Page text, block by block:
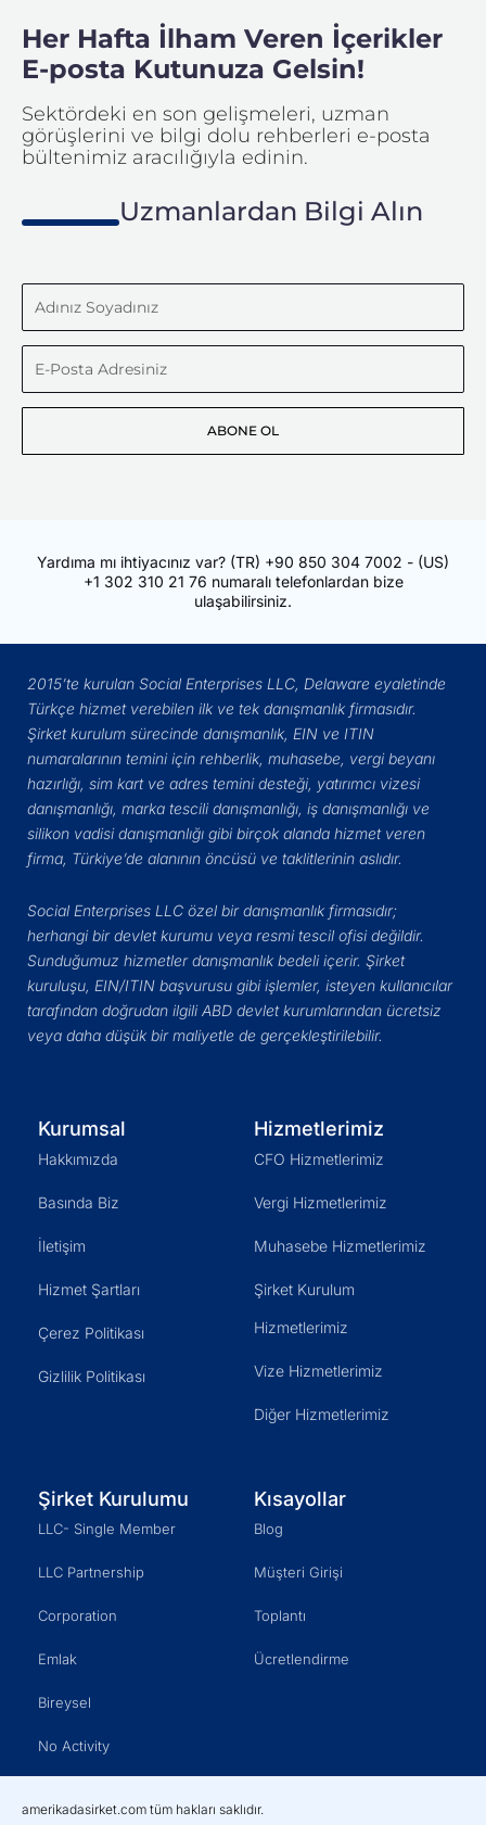
Her Hafta İlham Veren İçerikler
E-posta Kutunuza Gelsin!
Sektördeki en son gelişmeleri, uzman
görüşlerini ve bilgi dolu rehberleri e-posta
bültenimiz aracılığıyla edinin.
Uzmanlardan Bilgi Alın
Adınız
Soyadınız
E-
Posta
ABONE OL
Yardıma mı ihtiyacınız var? (TR) +90 850 304 7002 - (US)
+1 302 310 21 76 numaralı telefonlardan bize
ulaşabilirsiniz.
2015’te kurulan Social Enterprises LLC, Delaware eyaletinde
Türkçe hizmet verebilen ilk ve tek danışmanlık firmasıdır.
Şirket kurulum sürecinde danışmanlık, EIN ve ITIN
numaralarının temini için rehberlik, muhasebe, vergi beyanı
hazırlığı, sim kart ve adres temini desteği, yatırımcı vizesi
danışmanlığı, marka tescili danışmanlığı, iş danışmanlığı ve
silikon vadisi danışmanlığı gibi birçok alanda hizmet veren
firma, Türkiye’de alanının öncüsü ve taklitlerinin aslıdır.
Social Enterprises LLC özel bir danışmanlık firmasıdır;
herhangi bir devlet kurumu veya resmi tescil ofisi değildir.
Sunduğumuz hizmetler danışmanlık bedeli içerir. Şirket
kuruluşu, EIN/ITIN başvurusu gibi işlemler, isteyen kullanıcılar
tarafından doğrudan ilgili ABD devlet kurumlarından ücretsiz
veya daha düşük bir maliyetle de gerçekleştirilebilir.
Kurumsal
Hakkımızda
Basında Biz
İletişim
Hizmet Şartları
Çerez Politikası
Gizlilik Politikası
Hizmetlerimiz
CFO Hizmetlerimiz
Vergi Hizmetlerimiz
Muhasebe Hizmetlerimiz
Şirket Kurulum
Hizmetlerimiz
Vize Hizmetlerimiz
Diğer Hizmetlerimiz
Şirket Kurulumu
LLC- Single Member
LLC Partnership
Corporation
Emlak
Bireysel
No Activity
Kısayollar
Blog
Müşteri Girişi
Toplantı
Ücretlendirme
amerikadasirket.com tüm hakları saklıdır.